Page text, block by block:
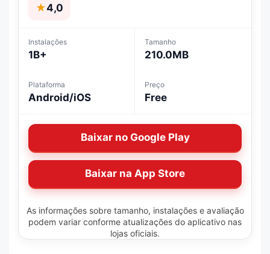
★4,0
Instalações
1B+
Tamanho
210.0MB
Plataforma
Android/iOS
Preço
Free
Baixar no Google Play
Baixar na App Store
As informações sobre tamanho, instalações e avaliação
podem variar conforme atualizações do aplicativo nas
lojas oficiais.